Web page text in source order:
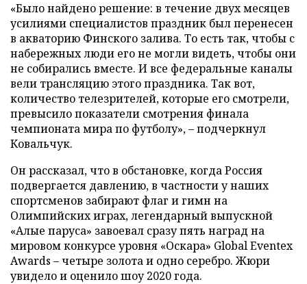
«Было найдено решение: в течение двух месяцев
усилиями специалистов праздник был перенесен
в акваторию Финского залива. То есть так, чтобы с
набережных люди его не могли видеть, чтобы они
не собирались вместе. И все федеральные каналы
вели трансляцию этого праздника. Так вот,
количество телезрителей, которые его смотрели,
превысило показатели смотрения финала
чемпионата мира по футболу», – подчеркнул
Ковальчук.
Он рассказал, что в обстановке, когда Россия
подвергается давлению, в частности у наших
спортсменов забирают флаг и гимн на
Олимпийских играх, легендарный выпускной
«Алые паруса» завоевал сразу пять наград на
мировом конкурсе уровня «Оскара» Global Eventex
Awards – четыре золота и одно серебро. Жюри
увидело и оценило шоу 2020 года.